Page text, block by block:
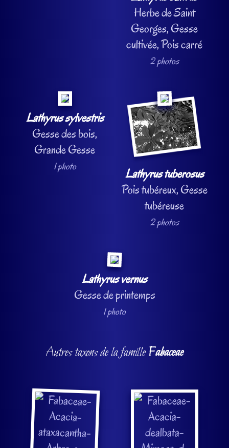
Herbe de Saint
Georges, Gesse
cultivée, Pois carré
2 photos
Lathyrus sylvestris
Gesse des bois,
Grande Gesse
1 photo
Lathyrus tuberosus
Pois tubéreux, Gesse
tubéreuse
2 photos
Lathyrus vernus
Gesse de printemps
1 photo
Autres taxons de la famille Fabaceae